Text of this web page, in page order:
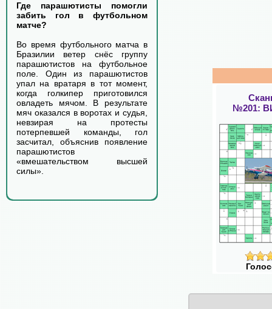
Где парашютисты помогли
забить гол в футбольном
матче?
Во время футбольного матча в
Бразилии ветер снёс группу
парашютистов на футбольное
поле. Один из парашютистов
упал на вратаря в тот момент,
когда голкипер приготовился
овладеть мячом. В результате
мяч оказался в воротах и судья,
невзирая на протесты
потерпевшей команды, гол
засчитал, объяснив появление
парашютистов
«вмешательством высшей
силы».
№201: